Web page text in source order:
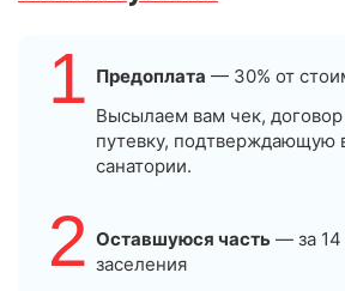
1 Предоплата — 30% от
Высылаем вам чек,
путевку, подтверждающую
санатории.
2 Оставшуюся часть — за 14
заселения